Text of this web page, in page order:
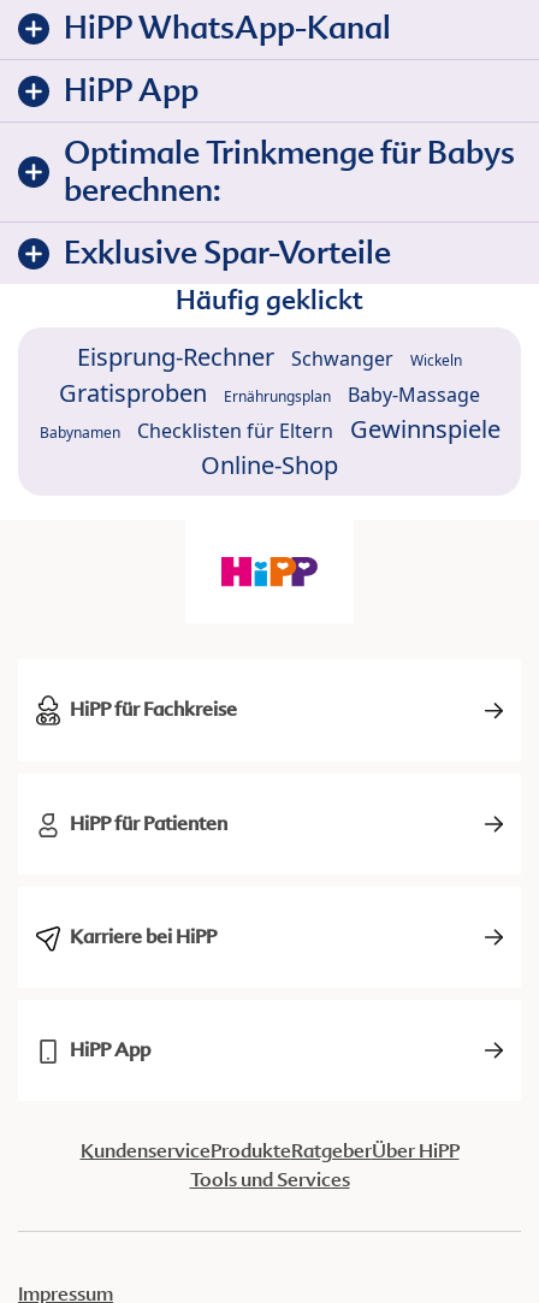
HiPP WhatsApp-Kanal
HiPP App
Optimale Trinkmenge für Babys
berechnen:
Exklusive Spar-Vorteile
Häufig geklickt
Eisprung-Rechner Schwanger Wickeln
Gratisproben Ernährungsplan Baby-Massage
Babynamen Checklisten für Eltern
Gewinnspiele
Online-Shop
HiPP für Fachkreise
HiPP für Patienten
Karriere bei HiPP
HiPP App
KundenserviceProdukteRatgeberÜber HiPP
Tools und Services
Impressum